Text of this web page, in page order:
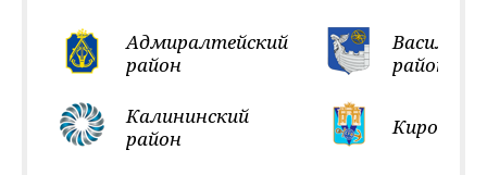
Адмиралтейский
район
район
Калининский
район